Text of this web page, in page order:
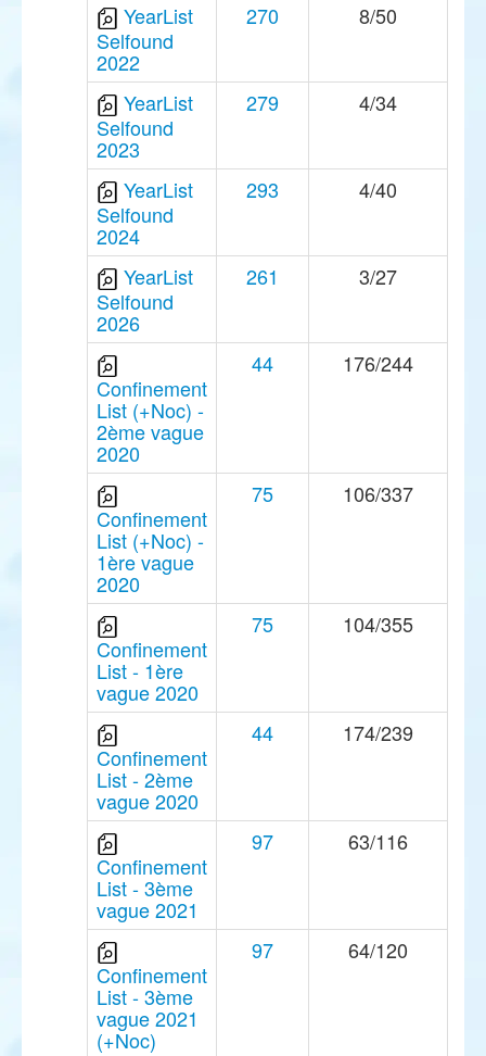
YearList
Selfound
2022
270 8/50
YearList
Selfound
2023
279 4/34
YearList
Selfound
2024
293 4/40
YearList
Selfound
2026
261 3/27
Confinement
List (+Noc) -
2ème vague
2020
44 176/244
Confinement
List (+Noc) -
1ère vague
2020
75 106/337
Confinement
List - 1ère
vague 2020
75 104/355
Confinement
List - 2ème
vague 2020
44 174/239
Confinement
List - 3ème
vague 2021
97 63/116
Confinement
List - 3ème
vague 2021
(+Noc)
97 64/120